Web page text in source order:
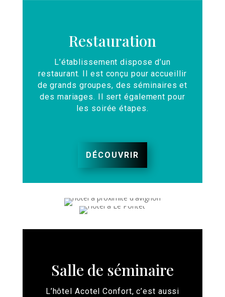
Restauration
L’établissement dispose d’un
restaurant. Il est conçu pour accueillir
de grands groupes, des séminaires et
des mariages. Il sert également pour
les soirée étapes.
DÉCOUVRIR
Salle de séminaire
L’hôtel Acotel Confort, c’est aussi